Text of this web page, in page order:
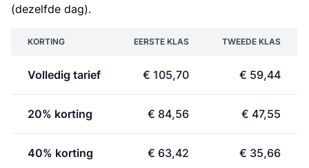
(dezelfde dag).
KORTING EERSTE KLAS TWEEDE KLAS
Volledig tarief € 105,70 € 59,44
20% korting € 84,56 € 47,55
40% korting € 63,42 € 35,66